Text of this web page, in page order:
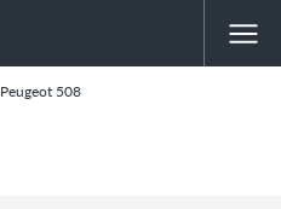
Peugeot 508